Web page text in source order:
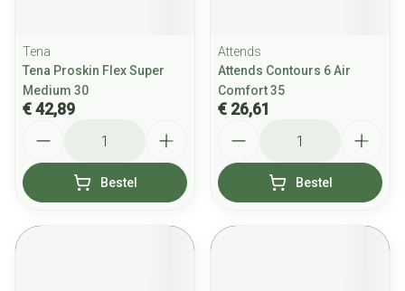
Tena
Tena Proskin Flex Super
Medium 30
€ 42,89
Bestel
Attends
Attends Contours 6 Air
Comfort 35
€ 26,61
Bestel